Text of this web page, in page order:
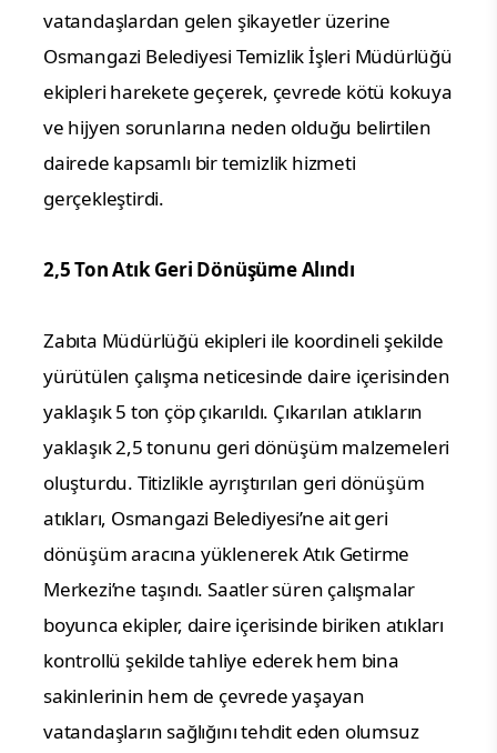
vatandaşlardan gelen şikayetler üzerine
Osmangazi Belediyesi Temizlik İşleri Müdürlüğü
ekipleri harekete geçerek, çevrede kötü kokuya
ve hijyen sorunlarına neden olduğu belirtilen
dairede kapsamlı bir temizlik hizmeti
gerçekleştirdi.
2,5 Ton Atık Geri Dönüşüme Alındı
Zabıta Müdürlüğü ekipleri ile koordineli şekilde
yürütülen çalışma neticesinde daire içerisinden
yaklaşık 5 ton çöp çıkarıldı. Çıkarılan atıkların
yaklaşık 2,5 tonunu geri dönüşüm malzemeleri
oluşturdu. Titizlikle ayrıştırılan geri dönüşüm
atıkları, Osmangazi Belediyesi’ne ait geri
dönüşüm aracına yüklenerek Atık Getirme
Merkezi’ne taşındı. Saatler süren çalışmalar
boyunca ekipler, daire içerisinde biriken atıkları
kontrollü şekilde tahliye ederek hem bina
sakinlerinin hem de çevrede yaşayan
vatandaşların sağlığını tehdit eden olumsuz